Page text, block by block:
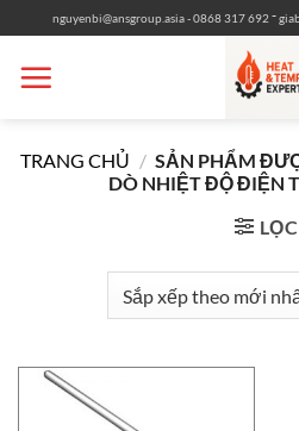
qua
nội
nguyenbi@ansgroup.asia- 0868 317 692 -
TRANG CHỦ / SẢN PHẨM
DÒ NHIỆT ĐỘ ĐIỆN
LỌC